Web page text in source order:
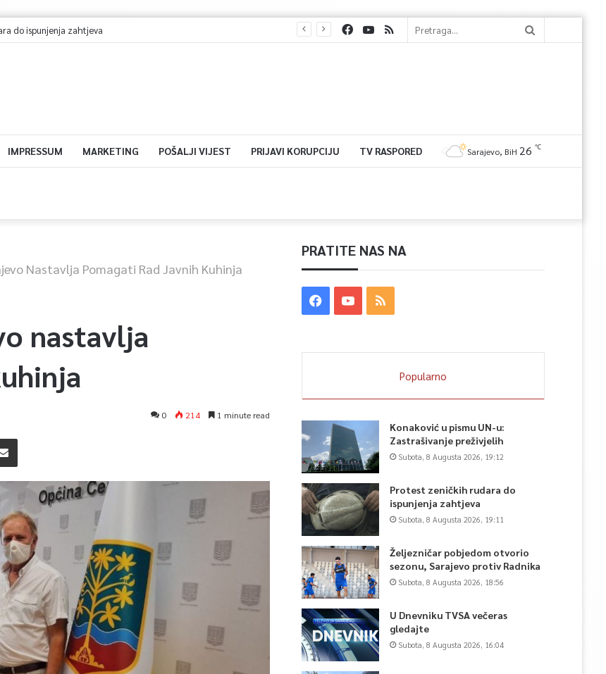
IMPRESSUM MARKETING POŠALJI VIJEST PRIJAVI KORUPCIJU TV RASPORED Sarajevo, BiH 26 ℃
Nastavlja Pomagati Rad Javnih Kuhinja
nastavlja
0 214 1 minute read
PRATITE NAS NA
Popularno
Konaković u pismu UN-u:
Zastrašivanje preživjelih
Subota, 8 Augusta 2026, 19:12
Protest zeničkih rudara do
ispunjenja zahtjeva
Subota, 8 Augusta 2026, 19:11
Željezničar pobjedom otvorio
sezonu, Sarajevo protiv Radnika
Subota, 8 Augusta 2026, 18:56
U Dnevniku TVSA večeras
gledajte
Subota, 8 Augusta 2026, 16:04